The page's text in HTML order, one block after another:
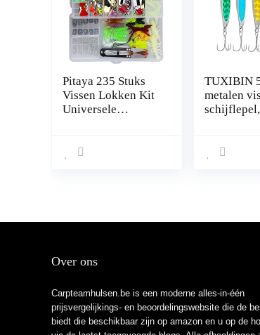
Pitaya 235 Stuks
Vissen Lokken Kit
Universele
Sets Inclusief
Haken met Tackle
TUXIBIN
metalen
schijflepel,
Over ons
Carpteamhulsen.be is een moderne alles-in-één
prijsvergelijkings- en beoordelingswebsite die de
biedt die beschikbaar zijn op amazon en u op de